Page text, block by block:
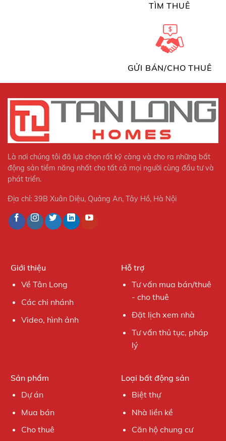
TÌM THUÊ
GỬI BÁN/CHO THUÊ
Là nơi chúng tôi đã lựa chọn rất kỹ càng và cho ra những bất
động sản tiềm năng nhất cho tất cả mọi người cùng đầu tư và
phát triển.
Địa chỉ: 39B Xuân Diệu, Quảng An, Tây Hồ, Hà Nội
Giới thiệu
Về Tân Long
Các chi nhánh
Video, hình ảnh
Hỗ trợ
Tư vấn mua bán/thuê
- cho thuê
Đặt lịch xem nhà
Tư vấn thủ tục, pháp
lý
Sản phẩm
Dự án
Mua bán
Cho thuê
Loại bất động sản
Biệt thự
Nhà liền kề
Căn hộ chung cư